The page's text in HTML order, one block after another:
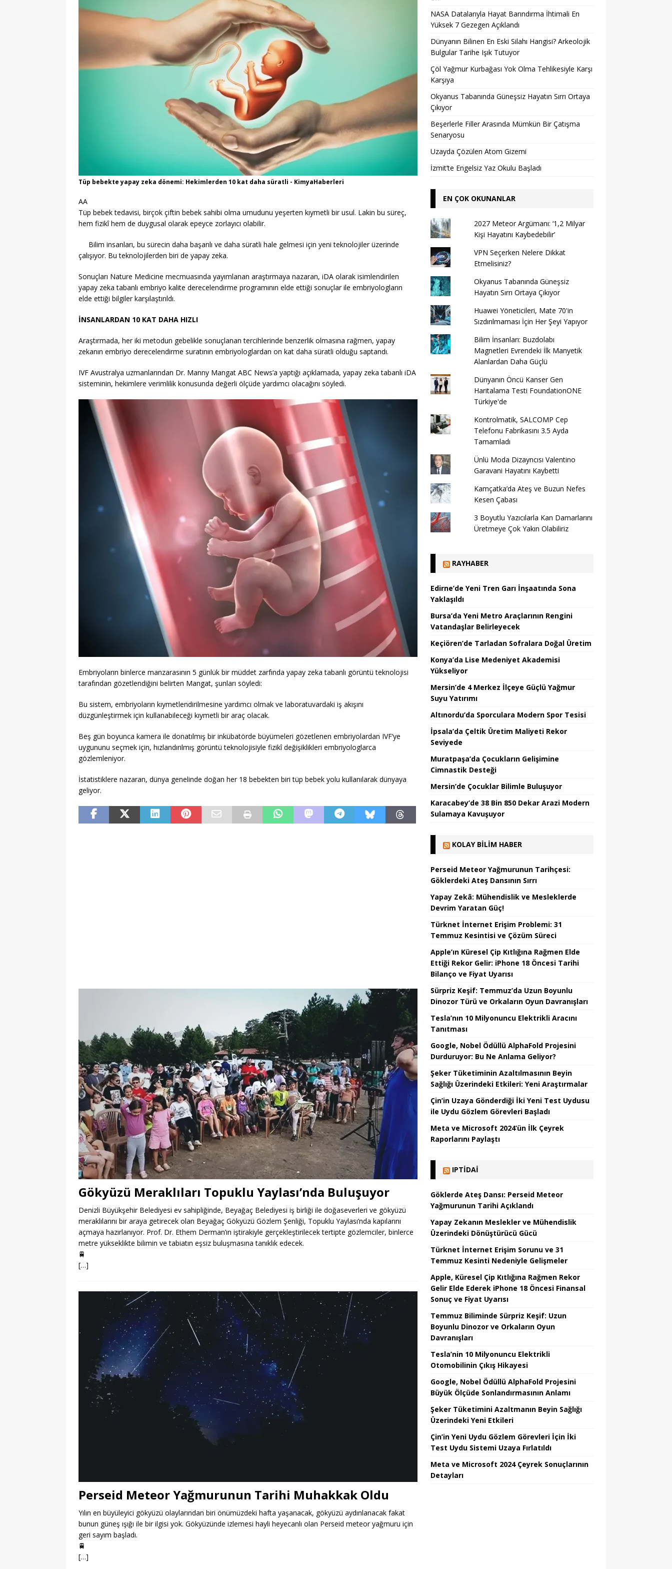
Tüp bebekte yapay zeka dönemi: Hekimlerden 10 kat daha süratli - KimyaHaberleri
AA
Tüp bebek tedavisi, birçok çiftin bebek sahibi olma umudunu yeşerten kıymetli bir usul. Lakin bu süreç,
hem fizikî hem de duygusal olarak epeyce zorlayıcı olabilir.
Bilim insanları, bu sürecin daha başarılı ve daha süratli hale gelmesi için yeni teknolojiler üzerinde
çalışıyor. Bu teknolojilerden biri de yapay zeka.
Sonuçları Nature Medicine mecmuasında yayımlanan araştırmaya nazaran, iDA olarak isimlendirilen
yapay zeka tabanlı embriyo kalite derecelendirme programının elde ettiği sonuçlar ile embriyologların
elde ettiği bilgiler karşılaştırıldı.
İNSANLARDAN 10 KAT DAHA HIZLI
Araştırmada, her iki metodun gebelikle sonuçlanan tercihlerinde benzerlik olmasına rağmen, yapay
zekanın embriyo derecelendirme suratının embriyologlardan on kat daha süratli olduğu saptandı.
IVF Avustralya uzmanlarından Dr. Manny Mangat ABC News’a yaptığı açıklamada, yapay zeka tabanlı iDA
sisteminin, hekimlere verimlilik konusunda değerli ölçüde yardımcı olacağını söyledi.
Embriyoların binlerce manzarasının 5 günlük bir müddet zarfında yapay zeka tabanlı görüntü teknolojisi
tarafından gözetlendiğini belirten Mangat, şunları söyledi:
Bu sistem, embriyoların kıymetlendirilmesine yardımcı olmak ve laboratuvardaki iş akışını
düzgünleştirmek için kullanabileceği kıymetli bir araç olacak.
Beş gün boyunca kamera ile donatılmış bir inkübatörde büyümeleri gözetlenen embriyolardan IVF’ye
uygununu seçmek için, hızlandırılmış görüntü teknolojisiyle fizikî değişiklikleri embriyologlarca
gözlemleniyor.
İstatistiklere nazaran, dünya genelinde doğan her 18 bebekten biri tüp bebek yolu kullanılarak dünyaya
geliyor.
Gökyüzü Meraklıları Topuklu Yaylası’nda Buluşuyor
Denizli Büyükşehir Belediyesi ev sahipliğinde, Beyağaç Belediyesi iş birliği ile doğaseverleri ve gökyüzü
meraklılarını bir araya getirecek olan Beyağaç Gökyüzü Gözlem Şenliği, Topuklu Yaylası’nda kapılarını
açmaya hazırlanıyor. Prof. Dr. Ethem Derman’ın iştirakiyle gerçekleştirilecek tertipte gözlemciler, binlerce
metre yükseklikte bilimin ve tabiatın eşsiz buluşmasına tanıklık edecek.
🚆
[…]
Perseid Meteor Yağmurunun Tarihi Muhakkak Oldu
Yılın en büyüleyici gökyüzü olaylarından biri önümüzdeki hafta yaşanacak, gökyüzü aydınlanacak fakat
bunun güneş ışığı ile bir ilgisi yok. Gökyüzünde izlemesi hayli heyecanlı olan Perseid meteor yağmuru için
geri sayım başladı.
🚆
[…]
NASA Datalarıyla Hayat Barındırma İhtimali En
Yüksek 7 Gezegen Açıklandı
Dünyanın Bilinen En Eski Silahı Hangisi? Arkeolojik
Bulgular Tarihe Işık Tutuyor
Çöl Yağmur Kurbağası Yok Olma Tehlikesiyle Karşı
Karşıya
Okyanus Tabanında Güneşsiz Hayatın Sırrı Ortaya
Çıkıyor
Beşerlerle Filler Arasında Mümkün Bir Çatışma
Senaryosu
Uzayda Çözülen Atom Gizemi
İzmit’te Engelsiz Yaz Okulu Başladı
EN ÇOK OKUNANLAR
2027 Meteor Argümanı: ‘1,2 Milyar
Kişi Hayatını Kaybedebilir’
VPN Seçerken Nelere Dikkat
Etmelisiniz?
Okyanus Tabanında Güneşsiz
Hayatın Sırrı Ortaya Çıkıyor
Huawei Yöneticileri, Mate 70'in
Sızdırılmaması İçin Her Şeyi Yapıyor
Bilim İnsanları: Buzdolabı
Magnetleri Evrendeki İlk Manyetik
Alanlardan Daha Güçlü
Dünyanın Öncü Kanser Gen
Haritalama Testi FoundationONE
Türkiye'de
Kontrolmatik, SALCOMP Cep
Telefonu Fabrikasını 3.5 Ayda
Tamamladı
Ünlü Moda Dizayncısı Valentino
Garavani Hayatını Kaybetti
Kamçatka’da Ateş ve Buzun Nefes
Kesen Çabası
3 Boyutlu Yazıcılarla Kan Damarlarını
Üretmeye Çok Yakın Olabiliriz
RAYHABER
Edirne’de Yeni Tren Garı İnşaatında Sona
Yaklaşıldı
Bursa’da Yeni Metro Araçlarının Rengini
Vatandaşlar Belirleyecek
Keçiören’de Tarladan Sofralara Doğal Üretim
Konya’da Lise Medeniyet Akademisi
Yükseliyor
Mersin’de 4 Merkez İlçeye Güçlü Yağmur
Suyu Yatırımı
Altınordu’da Sporculara Modern Spor Tesisi
İpsala’da Çeltik Üretim Maliyeti Rekor
Seviyede
Muratpaşa’da Çocukların Gelişimine
Cimnastik Desteği
Mersin’de Çocuklar Bilimle Buluşuyor
Karacabey’de 38 Bin 850 Dekar Arazi Modern
Sulamaya Kavuşuyor
KOLAY BILIM HABER
Perseid Meteor Yağmurunun Tarihçesi:
Göklerdeki Ateş Dansının Sırrı
Yapay Zekâ: Mühendislik ve Mesleklerde
Devrim Yaratan Güç!
Türknet İnternet Erişim Problemi: 31
Temmuz Kesintisi ve Çözüm Süreci
Apple’ın Küresel Çip Kıtlığına Rağmen Elde
Ettiği Rekor Gelir: iPhone 18 Öncesi Tarihi
Bilanço ve Fiyat Uyarısı
Sürpriz Keşif: Temmuz’da Uzun Boyunlu
Dinozor Türü ve Orkaların Oyun Davranışları
Tesla’nın 10 Milyonuncu Elektrikli Aracını
Tanıtması
Google, Nobel Ödüllü AlphaFold Projesini
Durduruyor: Bu Ne Anlama Geliyor?
Şeker Tüketiminin Azaltılmasının Beyin
Sağlığı Üzerindeki Etkileri: Yeni Araştırmalar
Çin’in Uzaya Gönderdiği İki Yeni Test Uydusu
ile Uydu Gözlem Görevleri Başladı
Meta ve Microsoft 2024’ün İlk Çeyrek
Raporlarını Paylaştı
IPTIDAI
Göklerde Ateş Dansı: Perseid Meteor
Yağmurunun Tarihi Açıklandı
Yapay Zekanın Meslekler ve Mühendislik
Üzerindeki Dönüştürücü Gücü
Türknet İnternet Erişim Sorunu ve 31
Temmuz Kesinti Nedeniyle Gelişmeler
Apple, Küresel Çip Kıtlığına Rağmen Rekor
Gelir Elde Ederek iPhone 18 Öncesi Finansal
Sonuç ve Fiyat Uyarısı
Temmuz Biliminde Sürpriz Keşif: Uzun
Boyunlu Dinozor ve Orkaların Oyun
Davranışları
Tesla’nin 10 Milyonuncu Elektrikli
Otomobilinin Çıkış Hikayesi
Google, Nobel Ödüllü AlphaFold Projesini
Büyük Ölçüde Sonlandırmasının Anlamı
Şeker Tüketimini Azaltmanın Beyin Sağlığı
Üzerindeki Yeni Etkileri
Çin’in Yeni Uydu Gözlem Görevleri İçin İki
Test Uydu Sistemi Uzaya Fırlatıldı
Meta ve Microsoft 2024 Çeyrek Sonuçlarının
Detayları